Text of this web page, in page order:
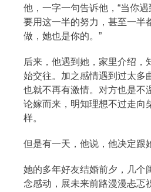
他，一字一句告诉他，“当你
要用这一半的努力，甚至一半
做，她也是你的。”
后来，他遇到她，家里介绍，
始交往。加之感情遇到过太多
也就不再有激情。对方也是不
论嫁而来，明知理想不过走向
样。
但是有一天，他说，他决定跟
她的多年好友结婚前夕，几个
念感动，展未来前路漫漫忐忑